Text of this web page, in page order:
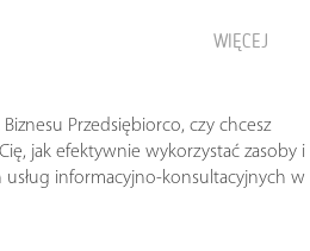
WIĘCEJ
Przedsiębiorco, czy chcesz
jak efektywnie wykorzystać zasoby i
usług informacyjno-konsultacyjnych w